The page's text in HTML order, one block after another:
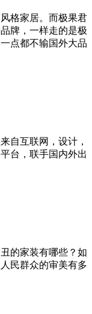
格家居。而极果君
牌，一样走的是极
点都不输国外大品
自互联网，设计，
台，联手国内外出
的家装有哪些？如
民群众的审美有多